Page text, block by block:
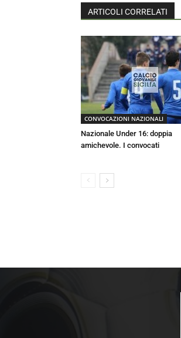
ARTICOLI CORRELATI
CONVOCAZIONI NAZIONALI
Nazionale Under 16: doppia
amichevole. I convocati